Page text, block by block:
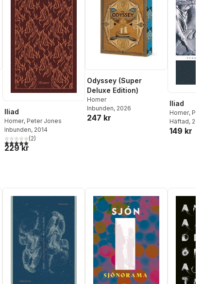
Iliad
Homer, Peter Jones
Inbunden, 2014
5,0utav 5 stjärnor. Totalt antal röster:
(2)
229 kr
Odyssey (Super
Deluxe Edition)
Homer
Inbunden, 2026
247 kr
Iliad
Homer, Peter
Häftad, 2003
149 kr